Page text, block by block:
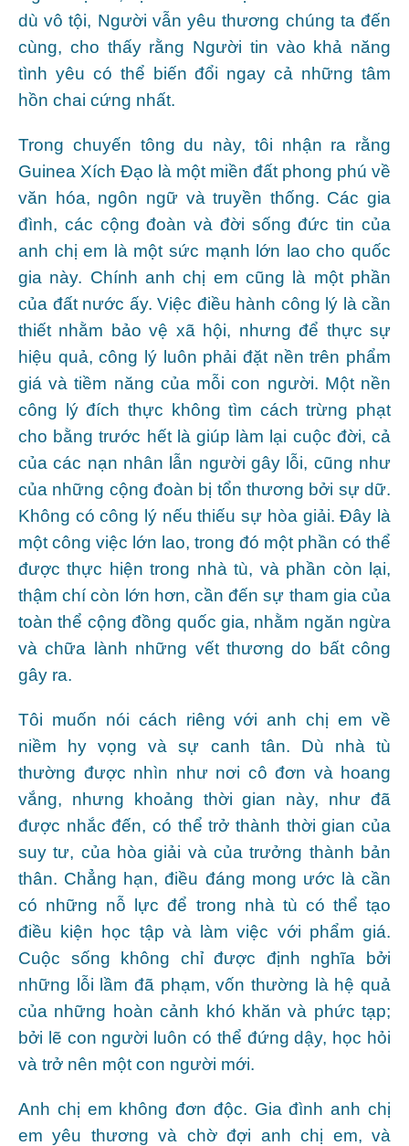
dù vô tội, Người vẫn yêu thương chúng ta đến
cùng, cho thấy rằng Người tin vào khả năng
tình yêu có thể biến đổi ngay cả những tâm
hồn chai cứng nhất.
Trong chuyến tông du này, tôi nhận ra rằng
Guinea Xích Đạo là một miền đất phong phú về
văn hóa, ngôn ngữ và truyền thống. Các gia
đình, các cộng đoàn và đời sống đức tin của
anh chị em là một sức mạnh lớn lao cho quốc
gia này. Chính anh chị em cũng là một phần
của đất nước ấy. Việc điều hành công lý là cần
thiết nhằm bảo vệ xã hội, nhưng để thực sự
hiệu quả, công lý luôn phải đặt nền trên phẩm
giá và tiềm năng của mỗi con người. Một nền
công lý đích thực không tìm cách trừng phạt
cho bằng trước hết là giúp làm lại cuộc đời, cả
của các nạn nhân lẫn người gây lỗi, cũng như
của những cộng đoàn bị tổn thương bởi sự dữ.
Không có công lý nếu thiếu sự hòa giải. Đây là
một công việc lớn lao, trong đó một phần có thể
được thực hiện trong nhà tù, và phần còn lại,
thậm chí còn lớn hơn, cần đến sự tham gia của
toàn thể cộng đồng quốc gia, nhằm ngăn ngừa
và chữa lành những vết thương do bất công
gây ra.
Tôi muốn nói cách riêng với anh chị em về
niềm hy vọng và sự canh tân. Dù nhà tù
thường được nhìn như nơi cô đơn và hoang
vắng, nhưng khoảng thời gian này, như đã
được nhắc đến, có thể trở thành thời gian của
suy tư, của hòa giải và của trưởng thành bản
thân. Chẳng hạn, điều đáng mong ước là cần
có những nỗ lực để trong nhà tù có thể tạo
điều kiện học tập và làm việc với phẩm giá.
Cuộc sống không chỉ được định nghĩa bởi
những lỗi lầm đã phạm, vốn thường là hệ quả
của những hoàn cảnh khó khăn và phức tạp;
bởi lẽ con người luôn có thể đứng dậy, học hỏi
và trở nên một con người mới.
Anh chị em không đơn độc. Gia đình anh chị
em yêu thương và chờ đợi anh chị em, và